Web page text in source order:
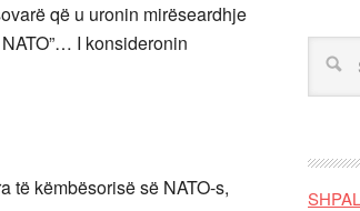
që u uronin mirëseardhje
I konsideronin
të këmbësorisë së NATO-s,